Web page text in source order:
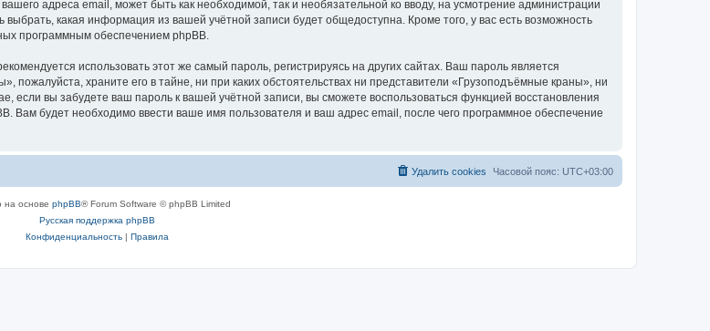
адреса email, может быть как необходимой, так и необязательной ко вводу, на усмотрение администрации
какая информация из вашей учётной записи будет общедоступна. Кроме того, у вас есть возможность
программным обеспечением phpBB.
использовать этот же самый пароль, регистрируясь на других сайтах. Ваш пароль является
храните его в тайне, ни при каких обстоятельствах ни представители «Грузоподъёмные краны», ни
если вы забудете ваш пароль к вашей учётной записи, вы сможете воспользоваться функцией восстановления
будет необходимо ввести ваше имя пользователя и ваш адрес email, после чего программное обеспечение
Часовой пояс: UTC+03:00
Удалить cookies
на основе phpBB® Forum Software © phpBB Limited
Русская поддержка phpBB
Конфиденциальность| Правила